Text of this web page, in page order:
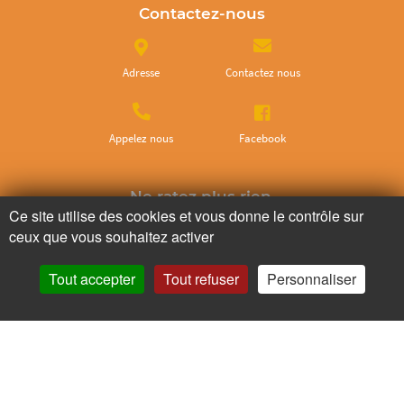
Contactez-nous
Adresse Contactez nous
Appelez nous Facebook
Ne ratez plus rien,
Abonnez-vous à notre newsletter
Ce site utilise des cookies et vous donne le contrôle sur
ceux que vous souhaitez activer
Tout accepter Tout refuser Personnaliser